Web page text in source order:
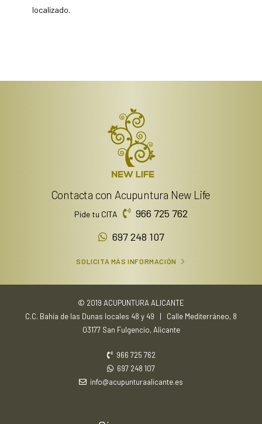
localizado.
Contacta con Acupuntura New Life
Pide tu CITA
966 725 762
697 248 107
SOLICITA MÁS INFORMACIÓN
© 2019 ACUPUNTURA ALICANTE
C.C. Bahía de las Dunas locales 48 y 49 | Calle Mediterráneo, 8
03177 San Fulgencio, Alicante
966 725 762
697 248 107
info@acupunturaalicante.es